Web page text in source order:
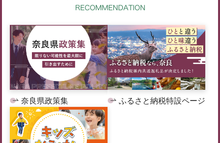
奈良県政策集 ふるさと納税特設ページ